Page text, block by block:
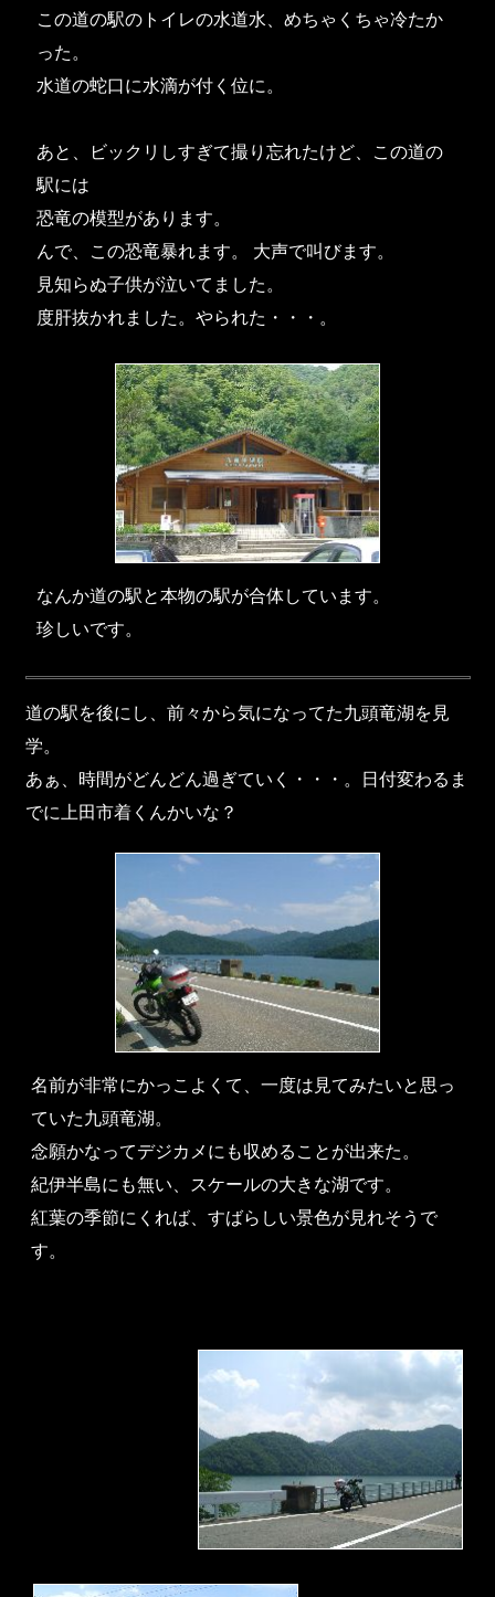
この道の駅のトイレの水道水、めちゃくちゃ冷たか
った。
水道の蛇口に水滴が付く位に。
あと、ビックリしすぎて撮り忘れたけど、この道の
駅には
恐竜の模型があります。
んで、この恐竜暴れます。 大声で叫びます。
見知らぬ子供が泣いてました。
度肝抜かれました。やられた・・・。
なんか道の駅と本物の駅が合体しています。
珍しいです。
道の駅を後にし、前々から気になってた九頭竜湖を見
学。
あぁ、時間がどんどん過ぎていく・・・。日付変わるま
でに上田市着くんかいな？
名前が非常にかっこよくて、一度は見てみたいと思っ
ていた九頭竜湖。
念願かなってデジカメにも収めることが出来た。
紀伊半島にも無い、スケールの大きな湖です。
紅葉の季節にくれば、すばらしい景色が見れそうで
す。